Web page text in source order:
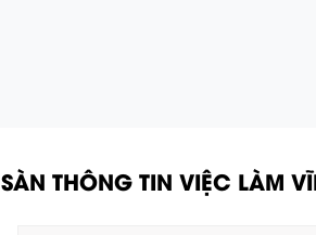
SÀN THÔNG TIN VIỆC LÀM